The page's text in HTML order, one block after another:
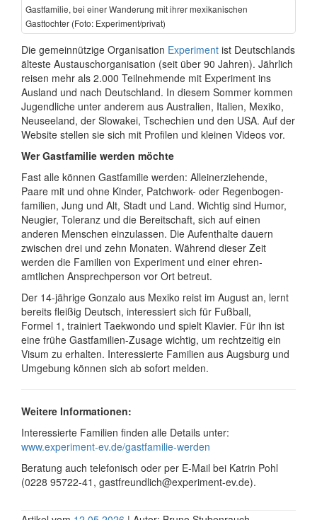
Gastfamilie, bei einer Wanderung mit ihrer mexikanischen
Gasttochter (Foto: Experiment/privat)
Die gemeinnützige Organisation Experiment ist Deutsch­lands
älteste Austausch­organi­sation (seit über 90 Jahren). Jährlich
reisen mehr als 2.000 Teil­nehmende mit Experiment ins
Ausland und nach Deutsch­land. In diesem Sommer kommen
Jugend­liche unter anderem aus Australien, Italien, Mexiko,
Neuseeland, der Slowakei, Tschechien und den USA. Auf der
Website stellen sie sich mit Profilen und kleinen Videos vor.
Wer Gastfamilie werden möchte
Fast alle können Gastfamilie werden: Allein­erzie­hende,
Paare mit und ohne Kinder, Patchwork- oder Regen­bogen­
familien, Jung und Alt, Stadt und Land. Wichtig sind Humor,
Neugier, Toleranz und die Bereit­schaft, sich auf einen
anderen Menschen einzu­lassen. Die Aufent­halte dauern
zwischen drei und zehn Monaten. Während dieser Zeit
werden die Familien von Experiment und einer ehren­
amtlichen Ansprech­person vor Ort betreut.
Der 14-jährige Gonzalo aus Mexiko reist im August an, lernt
bereits fleißig Deutsch, inter­essiert sich für Fußball,
Formel 1, trainiert Taekwondo und spielt Klavier. Für ihn ist
eine frühe Gast­familien-Zusage wichtig, um recht­zeitig ein
Visum zu erhalten. Inter­es­sierte Familien aus Augsburg und
Umgebung können sich ab sofort melden.
Weitere Informationen:
Interessierte Familien finden alle Details unter:
www.experiment-ev.de/gastfamilie-werden
Beratung auch telefonisch oder per E-Mail bei Katrin Pohl
(0228 95722-41, gastfreundlich@experiment-ev.de).